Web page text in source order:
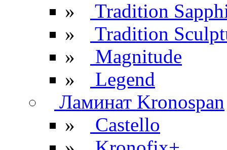
»
Tradition
»
Tradition
»
Magnitude
»
Legend
Ламинат Kronospan
»
Castello